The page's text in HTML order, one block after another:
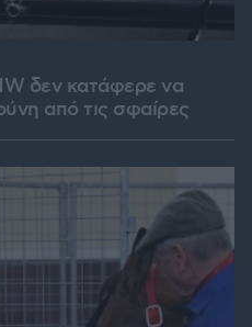
δεν κατάφερε να
από τις σφαίρες